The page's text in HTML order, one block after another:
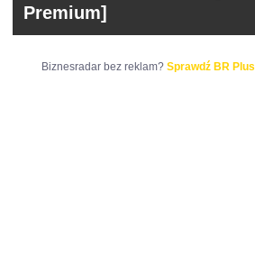
Premium]
Biznesradar bez reklam? Sprawdź BR Plus